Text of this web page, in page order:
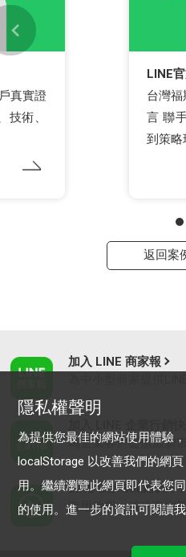
LINE官方認證創意夥伴
台灣福斯汽車、杜蕾斯
言 聯手LINE官方認證創
到策略玩出行銷新高度
返回案
加入 LINE 商家報
為企業客戶提供最新
LINE Biz-Solutions
實用教學、成功案例
隱私權聲明
為提供您最佳的網站使用體驗
localStorage 以改善我們的網
用。繼續瀏覽此網頁即代表您
的使用。進一步的資訊可閱讀